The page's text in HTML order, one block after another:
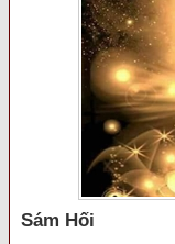
Sám Hối